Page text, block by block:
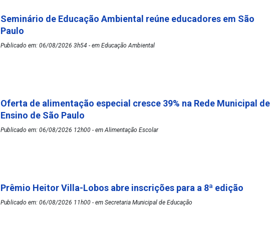
Seminário de Educação Ambiental reúne educadores em São
Paulo
Publicado em: 06/08/2026 3h54 - em Educação Ambiental
Oferta de alimentação especial cresce 39% na Rede Municipal de
Ensino de São Paulo
Publicado em: 06/08/2026 12h00 - em Alimentação Escolar
Prêmio Heitor Villa-Lobos abre inscrições para a 8ª edição
Publicado em: 06/08/2026 11h00 - em Secretaria Municipal de Educação